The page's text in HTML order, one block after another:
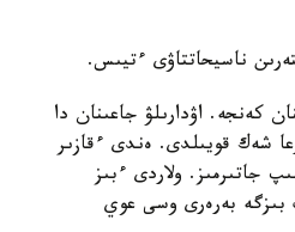
ناسيحاتتاۋى ءتيىس.
كەنجە. اۋدارىلۋ جاعىنان دا
شەك قويىلدى. ەندى ءقازىر
جاتىرمىز. ولاردى ءبىز
بىزگە بەرەرى وسى عوي